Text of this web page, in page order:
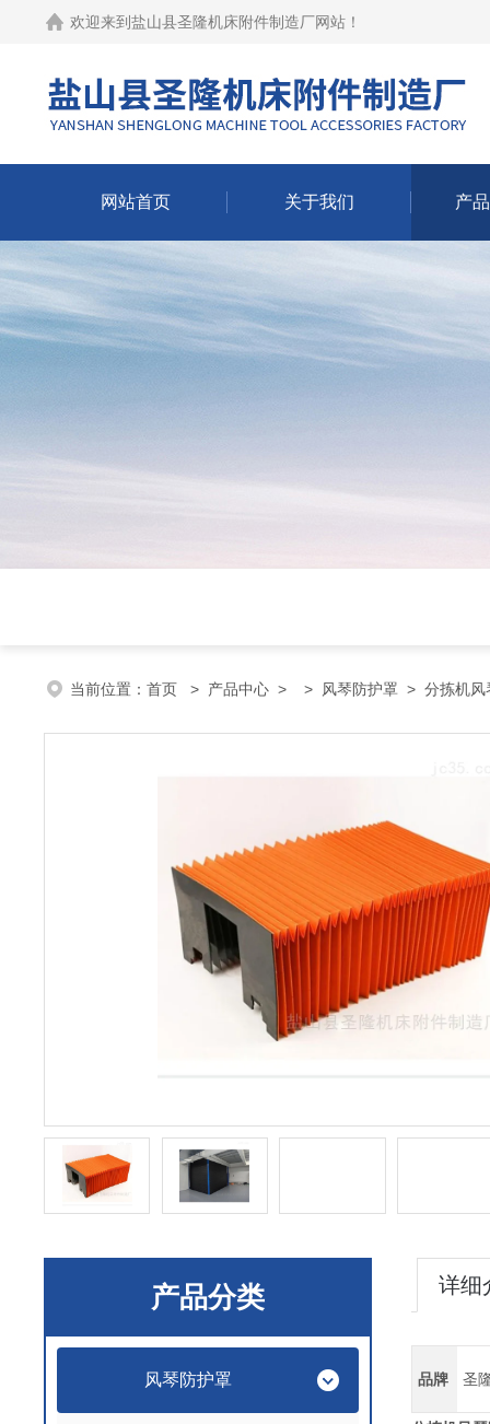
欢迎来到 盐山县圣隆机床附件制造厂网站 ！
网站首页 关于我们 产
当前位置： 首页 > 产品中心 > > 风琴防护罩 > 分拣机风
产品分类
风琴防护罩
详细
品牌 圣